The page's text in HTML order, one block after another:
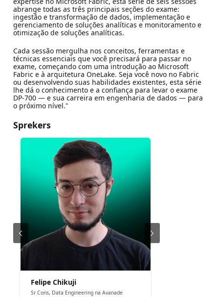
abrange todas as três principais seções do exame:
ingestão e transformação de dados, implementação e
gerenciamento de soluções analíticas e monitoramento e
otimização de soluções analíticas.
Cada sessão mergulha nos conceitos, ferramentas e
técnicas essenciais que você precisará para passar no
exame, começando com uma introdução ao Microsoft
Fabric e à arquitetura OneLake. Seja você novo no Fabric
ou desenvolvendo suas habilidades existentes, esta série
lhe dá o conhecimento e a confiança para levar o exame
DP-700 — e sua carreira em engenharia de dados — para
o próximo nível."
Sprekers
Felipe Chikuji
Sr Cons, Data Engineering na Avanade